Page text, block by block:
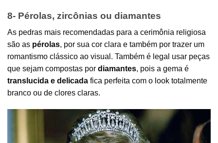
8- Pérolas, zircônias ou diamantes
As pedras mais recomendadas para a cerimônia religiosa
são as pérolas, por sua cor clara e também por trazer um
romantismo clássico ao visual. Também é legal usar peças
que sejam compostas por diamantes, pois a gema é
translucida e delicada fica perfeita com o look totalmente
branco ou de clores claras.